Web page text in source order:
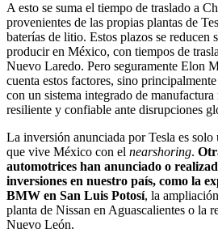
A esto se suma el tiempo de traslado a
provenientes de las propias plantas de
baterías de litio. Estos plazos se reducen
producir en México, con tiempos de
Nuevo Laredo. Pero seguramente Elon
cuenta estos factores, sino
con un sistema integrado de
resiliente y confiable ante disrupciones
La inversión anunciada por Tesla es solo
que vive México con el nearshoring.
automotrices han anunciado o
inversiones en nuestro país, como la
BMW en San Luis Potosí, la
planta de Nissan en Aguascalientes o la
Nuevo León.